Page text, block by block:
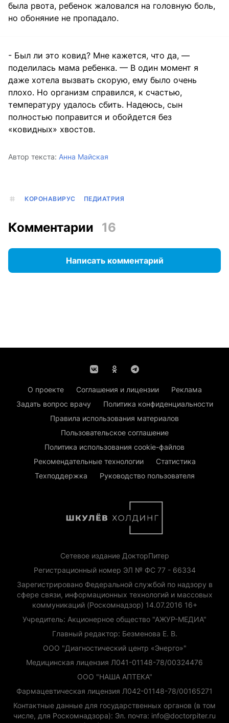
была рвота, ребенок жаловался на головную боль,
но обоняние не пропадало.
- Был ли это ковид? Мне кажется, что да, —
поделилась мама ребенка. — В один момент я
даже хотела вызвать скорую, ему было очень
плохо. Но организм справился, к счастью,
температуру удалось сбить. Надеюсь, сын
полностью поправится и обойдется без
«ковидных» хвостов.
Автор текста: Анна Майская
КОРОНАВИРУС ПЕДИАТРИЯ
Комментарии 16
Написать комментарий
О проекте Соглашения и лицензии
Реклама
Задать вопрос врачу
Политика конфиденциальности
Правила использования материалов
Пользовательское соглашение
Политика использования cookie-файлов
Рекомендательные технологии
Статистика
Техподдержка
Руководство пользователя
Сетевое издание ДокторПитер
Регистрационный номер ЭЛ № ФС 77 - 66334
Зарегистрировано Федеральной службой по надзору в
сфере связи, информационных технологий и массовых
коммуникаций (Роскомнадзор) 14.07.2016 16+
Учредитель: Акционерное общество "АЖУР-МЕДИА"
Главный редактор: Безменова Е. В.
ООО "Диагностический центр «Энерго»"
Медицинская лицензия Л041-01148-78/00324476
ООО "НАША АПТЕКА"
Фармацевтическая лицензия Л042-01148-78/00165271
Контактные данные для государственных органов (в том
числе, для Роскомнадзора): Эл. почта: info@doctorpiter.ru